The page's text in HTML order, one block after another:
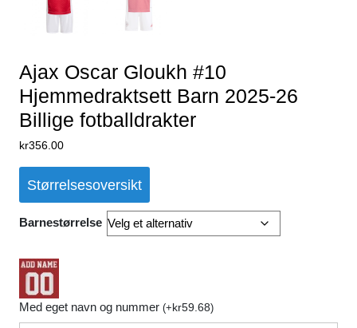
Ajax Oscar Gloukh #10
Hjemmedraktsett Barn 2025-26
Billige fotballdrakter
kr356.00
Størrelsesoversikt
Barnestørrelse
Med eget navn og nummer (+kr59.68)